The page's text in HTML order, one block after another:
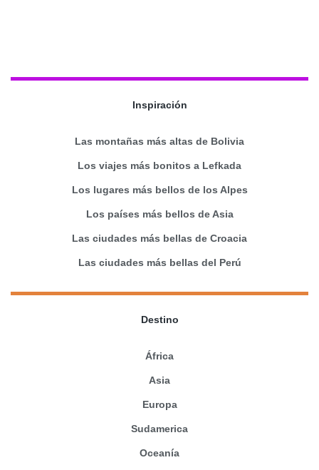
Inspiración
Las montañas más altas de Bolivia
Los viajes más bonitos a Lefkada
Los lugares más bellos de los Alpes
Los países más bellos de Asia
Las ciudades más bellas de Croacia
Las ciudades más bellas del Perú
Destino
África
Asia
Europa
Sudamerica
Oceanía